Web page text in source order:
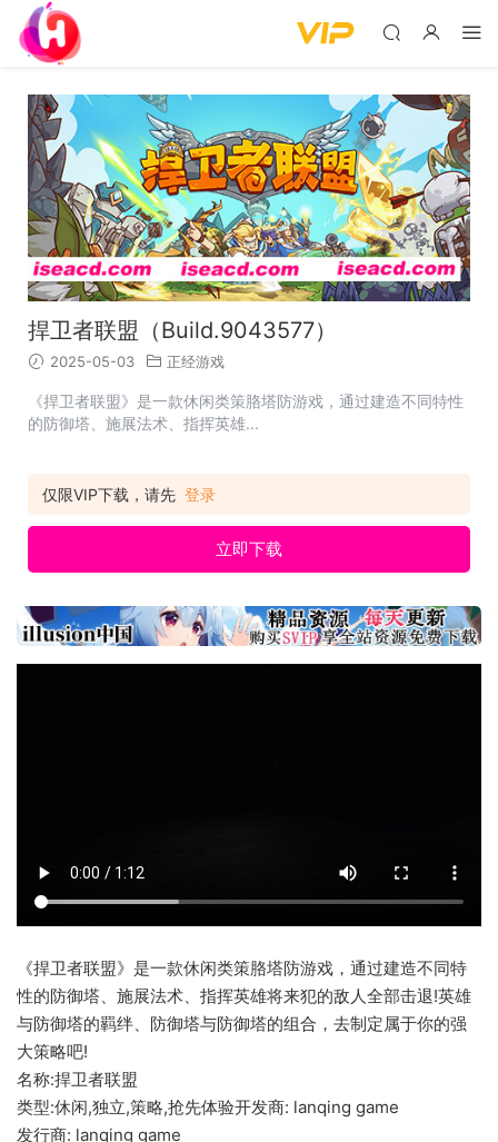
捍卫者联盟（Build.9043577）
2025-05-03 正经游戏
《捍卫者联盟》是一款休闲类策胳塔防游戏，通过建造不同特性
的防御塔、施展法术、指挥英雄...
仅限VIP下载，请先 登录
立即下载
《捍卫者联盟》是一款休闲类策胳塔防游戏，通过建造不同特
性的防御塔、施展法术、指挥英雄将来犯的敌人全部击退!英雄
与防御塔的羁绊、防御塔与防御塔的组合，去制定属于你的强
大策略吧!
名称:捍卫者联盟
类型:休闲,独立,策略,抢先体验开发商: lanqing game
发行商: lanqing game